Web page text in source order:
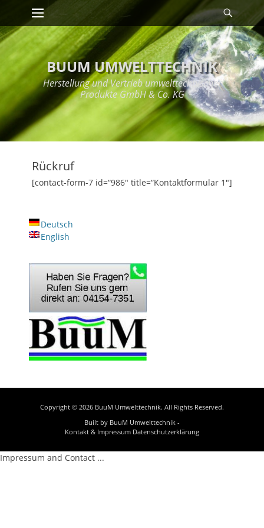
Zum
Inhalt:
Erstes Menü
BUUM UMWELTTECHNIK
Herstellung und Vertrieb umwelttechnischer
Produkte GmbH & Co. KG
Rückruf
[contact-form-7 id=“986″ title=“Kontaktformular 1″]
Deutsch
English
Copyright © 2026 BuuM Umwelttechnik. All Rights Reserved.
Built by BuuM Umwelttechnik -
Kontakt & Impressum Datenschutzerklärung
Impressum and Contact ...